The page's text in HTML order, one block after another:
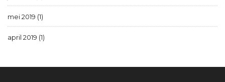
mei 2019 (1)
april 2019 (1)